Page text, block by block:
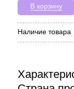
В корзину
Наличие товара